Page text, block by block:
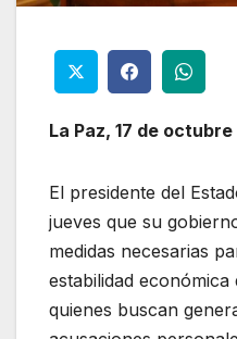
La Paz, 17 de
El presidente del
jueves que su
medidas necesarias
estabilidad
quienes buscan